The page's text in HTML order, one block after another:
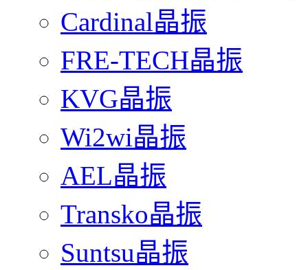
Cardinal晶振
FRE-TECH晶振
KVG晶振
Wi2wi晶振
AEL晶振
Transko晶振
Suntsu晶振